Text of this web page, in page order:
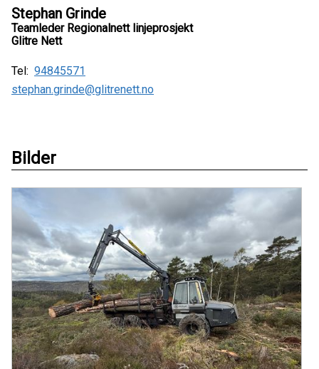
Stephan Grinde
Teamleder Regionalnett linjeprosjekt
Glitre Nett
Tel: 94845571
stephan.grinde@glitrenett.no
Bilder